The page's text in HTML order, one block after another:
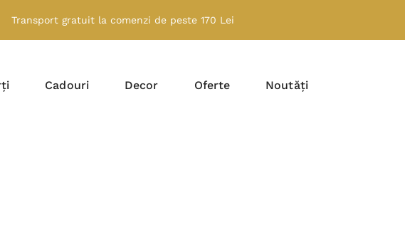
Transport gratuit la comenzi de peste 170 Lei
Cadouri Decor Oferte Noutăți